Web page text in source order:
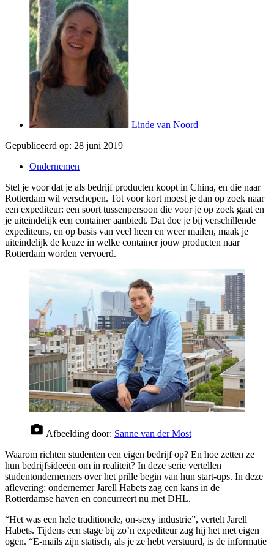
Linde van Noord
Gepubliceerd op: 28 juni 2019
Ondernemen
Stel je voor dat je als bedrijf producten koopt in China, en die naar
Rotterdam wil verschepen. Tot voor kort moest je dan op zoek naar
een expediteur: een soort tussenpersoon die voor je op zoek gaat en
je uiteindelijk een container aanbiedt. Dat doe je bij verschillende
expediteurs, en op basis van veel heen en weer mailen, maak je
uiteindelijk de keuze in welke container jouw producten naar
Rotterdam worden vervoerd.
Afbeelding door: Sanne van der Most
Waarom richten studenten een eigen bedrijf op? En hoe zetten ze
hun bedrijfsideeën om in realiteit? In deze serie vertellen
studentondernemers over het prille begin van hun start-ups. In deze
aflevering: ondernemer Jarell Habets zag een kans in de
Rotterdamse haven en concurreert nu met DHL.
“Het was een hele traditionele, on-sexy industrie”, vertelt Jarell
Habets. Tijdens een stage bij zo’n expediteur zag hij het met eigen
ogen. “E-mails zijn statisch, als je ze hebt verstuurd, is de informatie